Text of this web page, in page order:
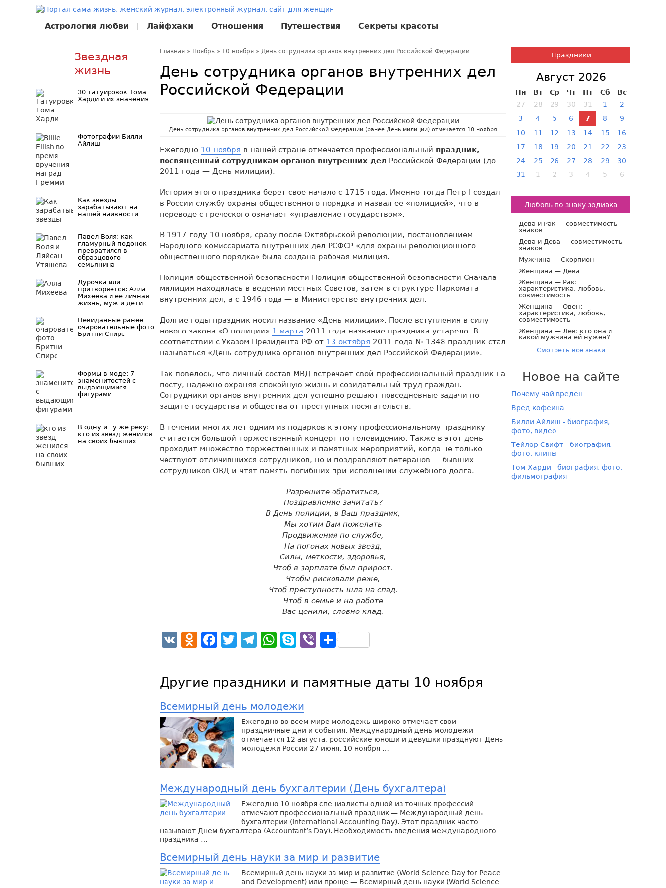
Астрология любви Лайфхаки Отношения Путешествия Секреты красоты
Главная » Ноябрь » 10 ноября » День сотрудника органов внутренних дел Российской Федерации
День сотрудника органов внутренних дел
Российской Федерации
День сотрудника органов внутренних дел Российской Федерации (ранее День милиции) отмечается 10 ноября
Ежегодно 10 ноября в нашей стране отмечается профессиональный праздник,
посвященный сотрудникам органов внутренних дел Российской Федерации (до
2011 года — День милиции).
История этого праздника берет свое начало с 1715 года. Именно тогда Петр I создал
в России службу охраны общественного порядка и назвал ее «полицией», что в
переводе с греческого означает «управление государством».
В 1917 году 10 ноября, сразу после Октябрьской революции, постановлением
Народного комиссариата внутренних дел РСФСР «для охраны революционного
общественного порядка» была создана рабочая милиция.
Полиция общественной безопасности Полиция общественной безопасности Сначала
милиция находилась в ведении местных Советов, затем в структуре Наркомата
внутренних дел, а с 1946 года — в Министерстве внутренних дел.
Долгие годы праздник носил название «День милиции». После вступления в силу
нового закона «О полиции» 1 марта 2011 года название праздника устарело. В
соответствии с Указом Президента РФ от 13 октября 2011 года № 1348 праздник стал
называться «День сотрудника органов внутренних дел Российской Федерации».
Так повелось, что личный состав МВД встречает свой профессиональный праздник на
посту, надежно охраняя спокойную жизнь и созидательный труд граждан.
Сотрудники органов внутренних дел успешно решают повседневные задачи по
защите государства и общества от преступных посягательств.
В течении многих лет одним из подарков к этому профессиональному празднику
считается большой торжественный концерт по телевидению. Также в этот день
проходит множество торжественных и памятных мероприятий, когда не только
чествуют отличившихся сотрудников, но и поздравляют ветеранов — бывших
сотрудников ОВД и чтят память погибших при исполнении служебного долга.
Разрешите обратиться,
Поздравление зачитать?
В День полиции, в Ваш праздник,
Мы хотим Вам пожелать
Продвижения по службе,
На погонах новых звезд,
Силы, меткости, здоровья,
Чтоб в зарплате был прирост.
Чтобы рисковали реже,
Чтоб преступность шла на спад.
Чтоб в семье и на работе
Вас ценили, словно клад.
VK Odnoklassniki
Facebook
Twitter
Telegram
WhatsApp
Skype
ViberОтправить
Другие праздники и памятные даты 10 ноября
Всемирный день молодежи
Ежегодно во всем мире молодежь широко отмечает свои
праздничные дни и события. Международный день молодежи
отмечается 12 августа, российские юноши и девушки празднуют День
молодежи России 27 июня. 10 ноября …
Международный день бухгалтерии (День бухгалтера)
Ежегодно 10 ноября специалисты одной из точных профессий
отмечают профессиональный праздник — Международный день
бухгалтерии (International Accounting Day). Этот праздник часто
называют Днем бухгалтера (Accountant’s Day). Необходимость введения международного
праздника …
Всемирный день науки за мир и развитие
Всемирный день науки за мир и развитие (World Science Day for Peace
and Development) или проще — Всемирный день науки (World Science
Звездная
жизнь
30 татуировок Тома
Харди и их значения
Фотографии Билли
Айлиш
Как звезды
зарабатывают на
нашей наивности
Павел Воля: как
гламурный подонок
превратился в
образцового
семьянина
Дурочка или
притворяется: Алла
Михеева и ее личная
жизнь, муж и дети
Невиданные ранее
очаровательные фото
Бритни Спирс
Формы в моде: 7
знаменитостей с
выдающимися
фигурами
В одну и ту же реку:
кто из звезд женился
на своих бывших
Праздники
Август 2026
Пн Вт Ср Чт Пт Сб
Вс
27
28 29 30 31 1
2
3
4 5 6 7 8
9
10
11 12 13 14 15
16
17
18 19 20 21 22
23
24
25 26 27 28 29
30
31
1 2 3 4 5 6
Любовь по знаку зодиака
Дева и Рак — совместимость
знаков
Дева и Дева — совместимость
знаков
Мужчина — Скорпион
Женщина — Дева
Женщина — Рак:
характеристика, любовь,
совместимость
Женщина — Овен:
характеристика, любовь,
совместимость
Женщина — Лев: кто она и
какой мужчина ей нужен?
Смотреть все знаки
Новое на сайте
Почему чай вреден
Вред кофеина
Билли Айлиш - биография,
фото, видео
Тейлор Свифт - биография,
фото, клипы
Том Харди - биография, фото,
фильмография